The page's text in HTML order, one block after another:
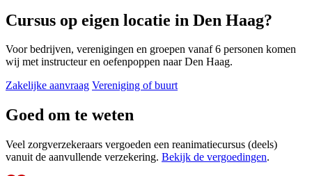
Cursus op eigen locatie in Den Haag?
Voor bedrijven, verenigingen en groepen vanaf 6 personen komen
wij met instructeur en oefenpoppen naar Den Haag.
Zakelijke aanvraag Vereniging of buurt
Goed om te weten
Veel zorgverzekeraars vergoeden een reanimatiecursus (deels)
vanuit de aanvullende verzekering. Bekijk de vergoedingen.